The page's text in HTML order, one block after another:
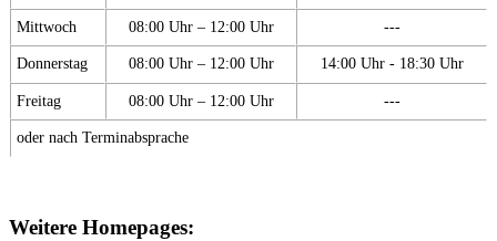
Mittwoch 08:00 Uhr – 12:00 Uhr ---
Donnerstag 08:00 Uhr – 12:00 Uhr 14:00 Uhr - 18:30 Uhr
Freitag 08:00 Uhr – 12:00 Uhr ---
oder nach Terminabsprache
Weitere Homepages: